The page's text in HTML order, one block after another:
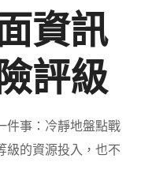
資訊
評級
件事：冷靜地盤點戰
級的資源投入，也不